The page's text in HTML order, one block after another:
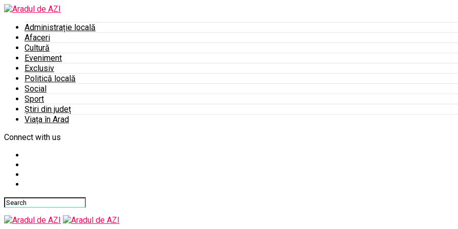
Administrație locală
Afaceri
Cultură
Eveniment
Exclusiv
Politică locală
Social
Sport
Știri din județ
Viața în Arad
Connect with us